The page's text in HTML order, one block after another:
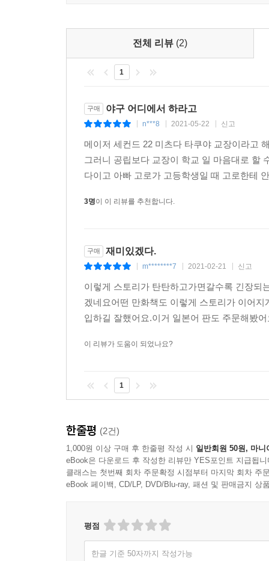
전체 리뷰 (2)
1
구매 야구 어디에서 하라고
n***8 2021-05-22 신고
메이저 세컨드 22 미츠다 타쿠야 교장이라고
그러니 공립보다 교장이 학교 일 마음대로 할
다이고 아빠 고로가 고등학생일 때 고로한테
3명이 이 리뷰를 추천합니다.
구매 재미있겠다.
m********7 2021-02-21 신고
이렇게 스토리가 탄탄하고가면갈수록 긴장되
겠네요어떤 만화책도 이렇게 스토리가 이어
입하길 잘했어요.이거 일본어 판도 주문해봤
이 리뷰가 도움이 되었나요?
1
한줄평 (2건)
1,000원 이상 구매 후 한줄평 작성 시 일반회원 50원, 마니
eBook은 다운로드 후 작성한 리뷰만 YES포인트 지급됩니
클래스는 첫번째 회차 주문확정 시점부터 마지막 회차 주
eBook 페이백, CD/LP, DVD/Blu-ray, 패션 및 판매금지 상
평점
한글 기준 50자까지 작성가능